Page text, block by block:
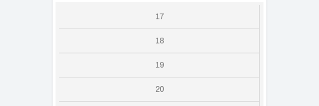
17
18
19
20